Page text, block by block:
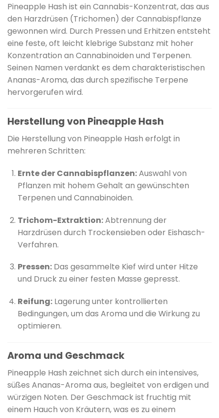
Pineapple Hash ist ein Cannabis-Konzentrat, das aus
den Harzdrüsen (Trichomen) der Cannabispflanze
gewonnen wird. Durch Pressen und Erhitzen entsteht
eine feste, oft leicht klebrige Substanz mit hoher
Konzentration an Cannabinoiden und Terpenen.
Seinen Namen verdankt es dem charakteristischen
Ananas-Aroma, das durch spezifische Terpene
hervorgerufen wird.
Herstellung von Pineapple Hash
Die Herstellung von Pineapple Hash erfolgt in
mehreren Schritten:
Ernte der Cannabispflanzen:Auswahl von
Pflanzen mit hohem Gehalt an gewünschten
Terpenen und Cannabinoiden.
Trichom-Extraktion:Abtrennung der
Harzdrüsen durch Trockensieben oder Eishasch-
Verfahren.
Pressen: Das gesammelte Kief wird unter Hitze
und Druck zu einer festen Masse gepresst.
Reifung: Lagerung unter kontrollierten
Bedingungen, um das Aroma und die Wirkung zu
optimieren.
Aroma und Geschmack
Pineapple Hash zeichnet sich durch ein intensives,
süßes Ananas-Aroma aus, begleitet von erdigen und
würzigen Noten. Der Geschmack ist fruchtig mit
einem Hauch von Kräutern, was es zu einem